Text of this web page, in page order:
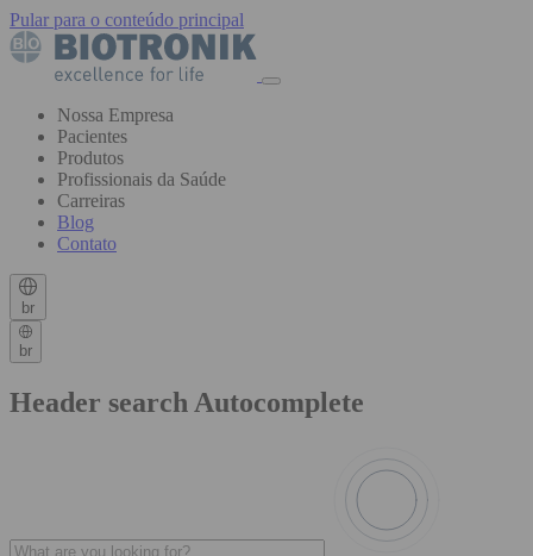
Pular para o conteúdo principal
Nossa Empresa
Pacientes
Produtos
Profissionais da Saúde
Carreiras
Blog
Contato
br
br
Header search Autocomplete